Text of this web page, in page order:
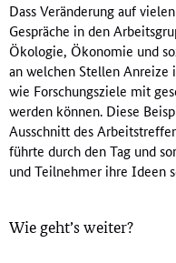
Dass Veränderung auf
Gespräche in den
Ökologie, Ökonomie und
an welchen Stellen Anreize
wie Forschungsziele mit
werden können. Diese
Ausschnitt des
führte durch den Tag und
und Teilnehmer ihre Ideen
Wie geht’s weiter?